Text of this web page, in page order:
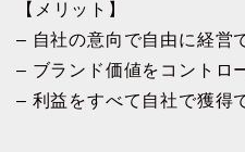
【メリット】
– 自社の意向で自由に経営
– ブランド価値をコントロ
– 利益をすべて自社で獲得